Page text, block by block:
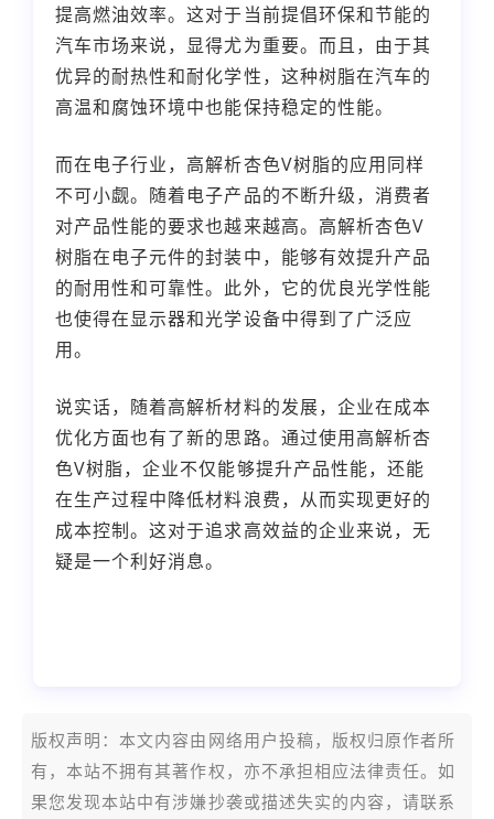
提高燃油效率。这对于当前提倡环保和节能的
汽车市场来说，显得尤为重要。而且，由于其
优异的耐热性和耐化学性，这种树脂在汽车的
高温和腐蚀环境中也能保持稳定的性能。
而在电子行业，高解析杏色V树脂的应用同样
不可小觑。随着电子产品的不断升级，消费者
对产品性能的要求也越来越高。高解析杏色V
树脂在电子元件的封装中，能够有效提升产品
的耐用性和可靠性。此外，它的优良光学性能
也使得在显示器和光学设备中得到了广泛应
用。
说实话，随着高解析材料的发展，企业在成本
优化方面也有了新的思路。通过使用高解析杏
色V树脂，企业不仅能够提升产品性能，还能
在生产过程中降低材料浪费，从而实现更好的
成本控制。这对于追求高效益的企业来说，无
疑是一个利好消息。
版权声明：本文内容由网络用户投稿，版权归原作者所
有，本站不拥有其著作权，亦不承担相应法律责任。如
果您发现本站中有涉嫌抄袭或描述失实的内容，请联系